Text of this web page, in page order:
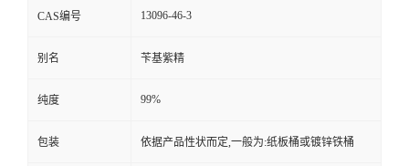
CAS编号 13096-46-3
别名 苄基紫精
纯度 99%
包装 依据产品性状而定,一般为:纸板桶或镀锌铁桶